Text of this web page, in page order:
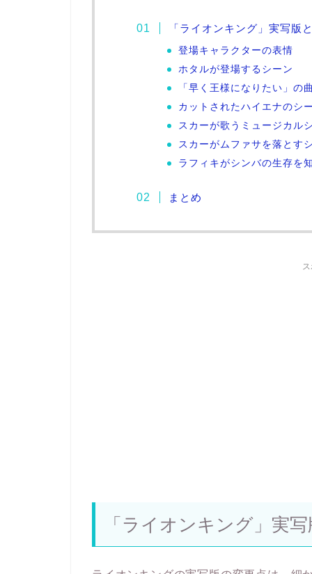
「ライオンキング」実写版
登場キャラクターの表情
ホタルが登場するシーン
「早く王様になりたい」の
カットされたハイエナのシ
スカーが歌うミュージカル
スカーがムファサを落とす
ラフィキがシンバの生存を
まとめ
「ライオンキング」実